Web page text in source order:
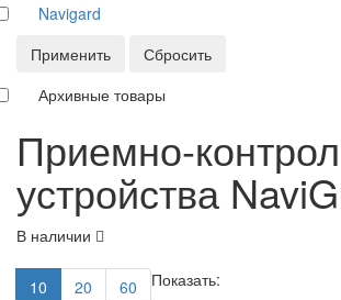
Navigard
Применить
Сбросить
Архивные товары
Приемно-
устройства
В наличии
Показать:
10 20 60